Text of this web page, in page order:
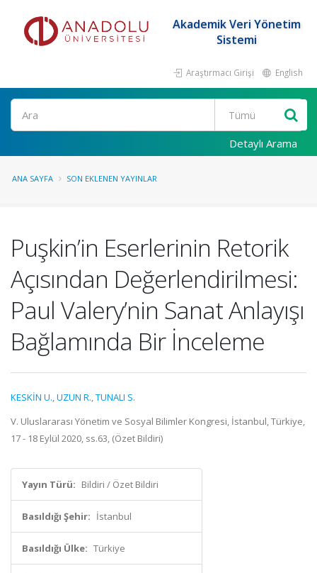
Akademik Veri Yönetim
Sistemi
Araştırmacı Girişi English
Ara
Detaylı Arama
ANA SAYFA SON EKLENEN YAYINLAR
Puşkin’in Eserlerinin Retorik
Açısından Değerlendirilmesi:
Paul Valery’nin Sanat Anlayışı
Bağlamında Bir İnceleme
KESKİN U.,UZUN R.,TUNALI S.
V. Uluslararası Yönetim ve Sosyal Bilimler Kongresi, İstanbul, Türkiye,
17 - 18 Eylül 2020, ss.63, (Özet Bildiri)
Yayın Türü: Bildiri / Özet Bildiri
Basıldığı Şehir: İstanbul
Basıldığı Ülke: Türkiye